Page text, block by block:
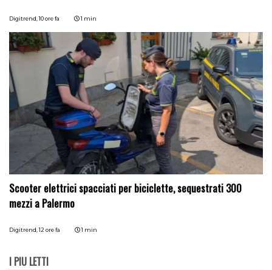
Digitrend,10 ore fa 1 min
Scooter elettrici spacciati per biciclette, sequestrati 300
mezzi a Palermo
Digitrend,12 ore fa 1 min
I PIÙ LETTI